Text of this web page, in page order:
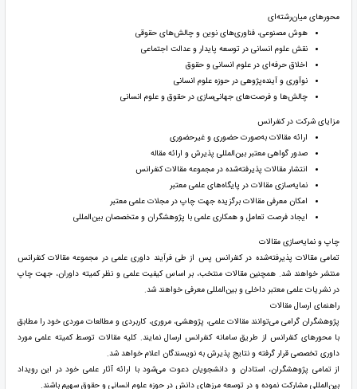
محورهای میان‌رشته‌ای
هوش مصنوعی، فناوری‌های نوین و چالش‌های حقوقی
نقش علوم انسانی در توسعه پایدار و عدالت اجتماعی
اخلاق حرفه‌ای در علوم انسانی و حقوق
نوآوری و آینده‌پژوهی در حوزه علوم انسانی
چالش‌ها و فرصت‌های جهانی‌سازی در حقوق و علوم انسانی
مزایای شرکت در کنفرانس
ارائه مقالات به‌صورت حضوری و غیرحضوری
صدور گواهی معتبر بین‌المللی پذیرش و ارائه مقاله
انتشار مقالات پذیرفته‌شده در مجموعه مقالات کنفرانس
نمایه‌سازی مقالات در پایگاه‌های علمی معتبر
امکان معرفی مقالات برگزیده جهت چاپ در مجلات علمی معتبر
ایجاد فرصت تعامل و همکاری علمی با پژوهشگران و متخصصان بین‌المللی
چاپ و نمایه‌سازی مقالات
تمامی مقالات پذیرفته‌شده در کنفرانس پس از طی فرآیند داوری علمی در مجموعه مقالات کنفرانس
منتشر خواهند شد. همچنین مقالات منتخب، بر اساس کیفیت علمی و نظر کمیته داوران، جهت چاپ
در نشریات علمی معتبر داخلی و بین‌المللی معرفی خواهند شد.
راهنمای ارسال مقالات
پژوهشگران گرامی می‌توانند مقالات علمی، پژوهشی، مروری، کاربردی و مطالعات موردی خود را مطابق
با محورهای کنفرانس از طریق سامانه کنفرانس ارسال نمایند. کلیه مقالات توسط کمیته علمی مورد
داوری تخصصی قرار گرفته و نتایج پذیرش به نویسندگان اعلام خواهد شد.
از تمامی پژوهشگران، استادان و دانشجویان دعوت می‌شود با ارائه آثار علمی خود در این رویداد
بین‌المللی مشارکت نموده و در توسعه مرزهای دانش در حوزه علوم انسانی و حقوق سهیم باشند.